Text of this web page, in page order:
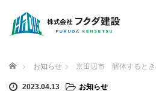
ホーム お知らせ 京田辺市 解体するとき
2023.04.13 お知らせ